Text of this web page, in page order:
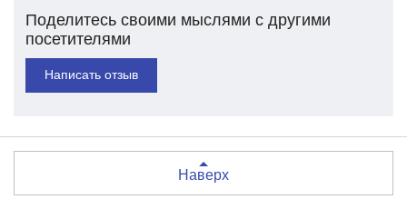
Поделитесь своими мыслями с другими
посетителями
Написать отзыв
Наверх